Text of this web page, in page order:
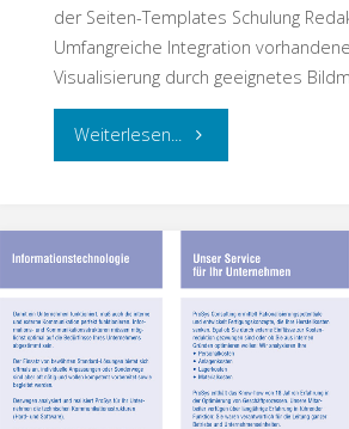
der Seiten-Templates Schulung
Umfangreiche Integration
Visualisierung durch geeignetes
Weiterlesen... "Webseite
Trainer
und
Coach
Dr.